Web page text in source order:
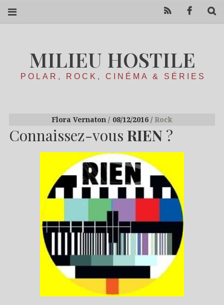
MILIEU HOSTILE
POLAR, ROCK, CINÉMA & SÉRIES
Flora Vernaton 08/12/2016 Rock
Connaissez-vous RIEN ?
RSS